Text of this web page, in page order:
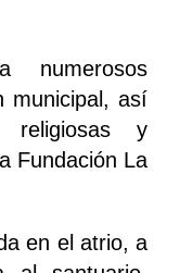
numerosos
municipal, así
religiosas y
Fundación La
en el atrio, a